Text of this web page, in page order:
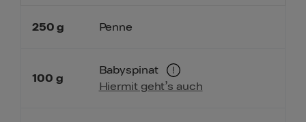
250 g
100 g
Penne
Babyspinat
Hiermit geht’s auch